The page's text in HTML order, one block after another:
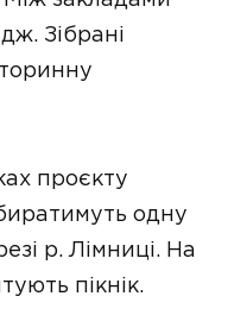
Зібрані
проєкту
одну
р. Лімниці. На
пікнік.